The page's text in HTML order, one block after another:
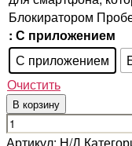
Блокиратором
: С приложением
С приложением
Очистить
В корзину
Количество
товара
Артикул: Н/Д